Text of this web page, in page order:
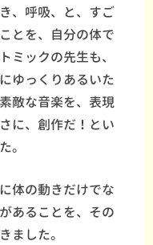
、呼吸、と、すご
とを、自分の体で
ミックの先生も、
ゆっくりあるいた
敵な音楽を、表現
に、創作だ！とい
。
体の動きだけでな
あることを、その
ました。